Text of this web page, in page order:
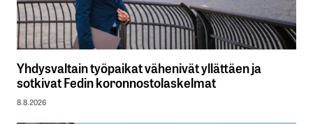
Yhdysvaltain työpaikat vähenivät yllättäen ja
sotkivat Fedin koronnostolaskelmat
8.8.2026